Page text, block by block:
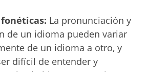
La pronunciación y
de un idioma pueden variar
de un idioma a otro, y
difícil de entender y